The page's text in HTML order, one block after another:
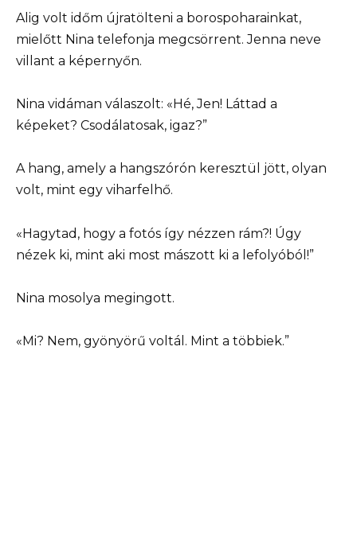
Alig volt időm újratölteni a borospoharainkat,
mielőtt Nina telefonja megcsörrent. Jenna neve
villant a képernyőn.
Nina vidáman válaszolt: «Hé, Jen! Láttad a
képeket? Csodálatosak, igaz?”
A hang, amely a hangszórón keresztül jött, olyan
volt, mint egy viharfelhő.
«Hagytad, hogy a fotós így nézzen rám?! Úgy
nézek ki, mint aki most mászott ki a lefolyóból!”
Nina mosolya megingott.
«Mi? Nem, gyönyörű voltál. Mint a többiek.”